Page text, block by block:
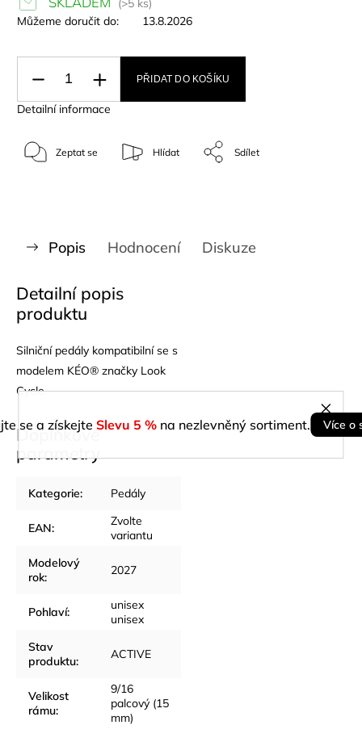
se a získejte Slevu 5 % na nezlevněný sortiment. Více o
Můžeme doručit do:
13.8.2026
PŘIDAT DO KOŠÍKU
Detailní informace
Zeptat se Hlídat Sdílet
Popis Hodnocení Diskuze
Detailní popis
produktu
Silniční pedály kompatibilní se s
modelem KÉO® značky Look
Cycle.
Doplňkové
parametry
Kategorie: Pedály
EAN:
Zvolte
variantu
Modelový
rok: 2027
Pohlaví:
unisex
unisex
Stav
produktu: ACTIVE
Velikost
rámu:
9/16
palcový (15
mm)